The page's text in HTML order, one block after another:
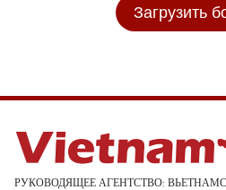
Загрузить
РУКОВОДЯЩЕЕ АГЕНТСТВО: